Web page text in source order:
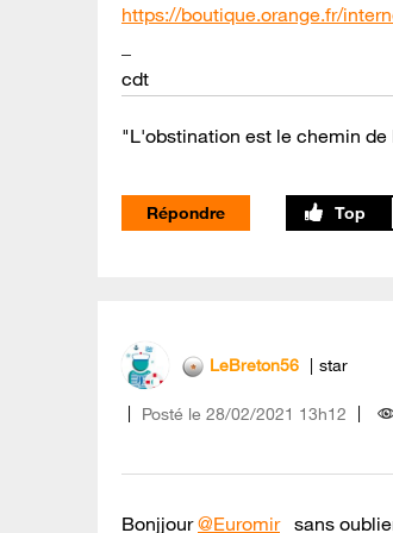
https://boutique.orange.fr/
cdt
"L'obstination est le chemin
Répondre
LeBreton56 star
Posté le ‎28/02/2021 13h12
Bonjjour@Euromirsans